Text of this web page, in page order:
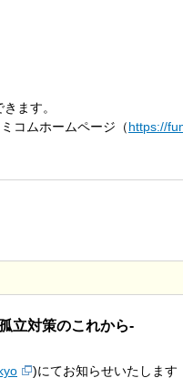
ます。
コムホームページ（https://
立対策のこれから-
)にてお知らせいたします